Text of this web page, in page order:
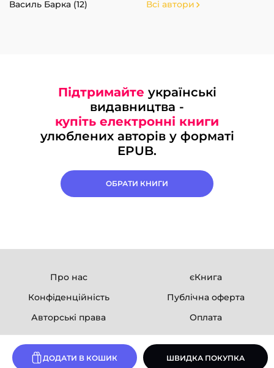
ДОДАТИ В КОШИК ШВИДКА ПОКУПКА
Василь Барка (12)
Всі автори
Підтримайте українські
видавництва -
купіть електронні книги
улюблених авторів у форматі
EPUB.
ОБРАТИ КНИГИ
Про нас
єКнига
Конфіденційність
Публічна оферта
Авторські права
Оплата